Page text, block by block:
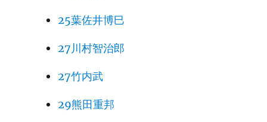
25葉佐井博巳
27川村智治郎
27竹内武
29熊田重邦